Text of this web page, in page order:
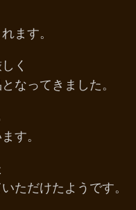
ます。
く
なってきました。
す。
ただけたようです。